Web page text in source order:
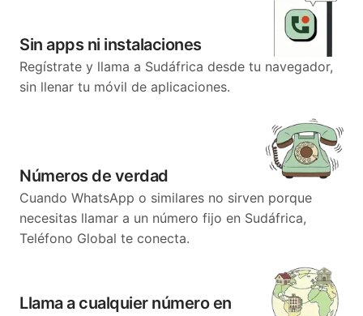
Sin apps ni instalaciones
Regístrate y llama a Sudáfrica desde tu navegador,
sin llenar tu móvil de aplicaciones.
Números de verdad
Cuando WhatsApp o similares no sirven porque
necesitas llamar a un número fijo en Sudáfrica,
Teléfono Global te conecta.
Llama a cualquier número en